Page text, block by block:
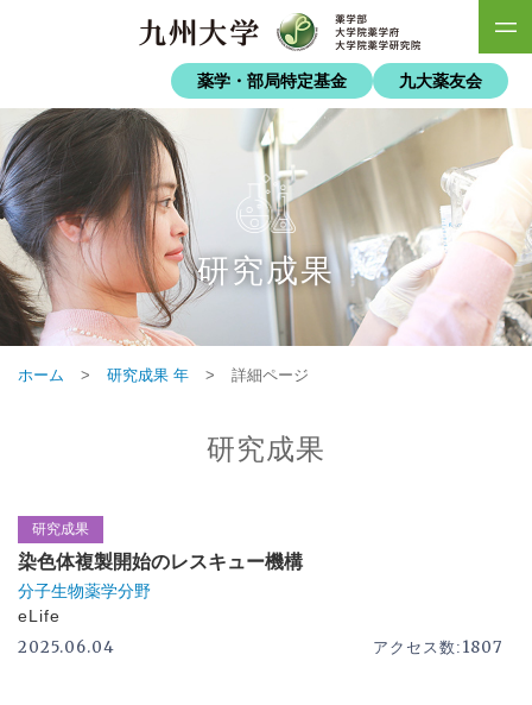
薬学・部局特定基金 九大薬友会
研究成果
ホーム > 研究成果 年 > 詳細ページ
研究成果
研究成果
染色体複製開始のレスキュー機構
分子生物薬学分野
eLife
2025.06.04 アクセス数: 1807